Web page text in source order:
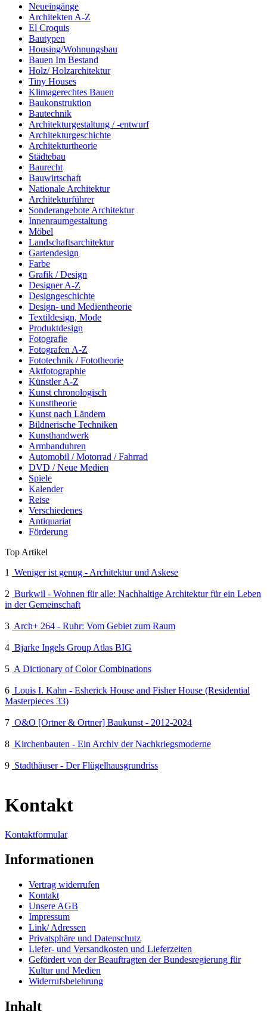
Neueingänge
Architekten A-Z
El Croquis
Bautypen
Housing/Wohnungsbau
Bauen Im Bestand
Holz/ Holzarchitektur
Tiny Houses
Klimagerechtes Bauen
Baukonstruktion
Bautechnik
Architekturgestaltung / -entwurf
Architekturgeschichte
Architekturtheorie
Städtebau
Baurecht
Bauwirtschaft
Nationale Architektur
Architekturführer
Sonderangebote Architektur
Innenraumgestaltung
Möbel
Landschaftsarchitektur
Gartendesign
Farbe
Grafik / Design
Designer A-Z
Designgeschichte
Design- und Medientheorie
Textildesign, Mode
Produktdesign
Fotografie
Fotografen A-Z
Fototechnik / Fototheorie
Aktfotographie
Künstler A-Z
Kunst chronologisch
Kunsttheorie
Kunst nach Ländern
Bildnerische Techniken
Kunsthandwerk
Armbanduhren
Automobil / Motorrad / Fahrrad
DVD / Neue Medien
Spiele
Kalender
Reise
Verschiedenes
Antiquariat
Förderung
Top Artikel
1
Weniger ist genug - Architektur und Askese
2 Burkwil - Wohnen für alle: Nachhaltige Architektur für ein Leben
in der Gemeinschaft
3 Arch+ 264 - Ruhr: Vom Gebiet zum Raum
4 Bjarke Ingels Group Atlas BIG
5 A Dictionary of Color Combinations
6 Louis I. Kahn - Esherick House and Fisher House (Residential
Masterpieces 33)
7 O&O [Ortner & Ortner] Baukunst - 2012-2024
8 Kirchenbauten - Ein Archiv der Nachkriegsmoderne
9 Stadthäuser - Der Flügelhausgrundriss
Kontakt
Kontaktformular
Informationen
Vertrag widerrufen
Kontakt
Unsere AGB
Impressum
Link/ Adressen
Privatsphäre und Datenschutz
Liefer- und Versandkosten und Lieferzeiten
Gefördert von der Beauftragten der Bundesregierung für
Kultur und Medien
Widerrufsbelehrung
Inhalt